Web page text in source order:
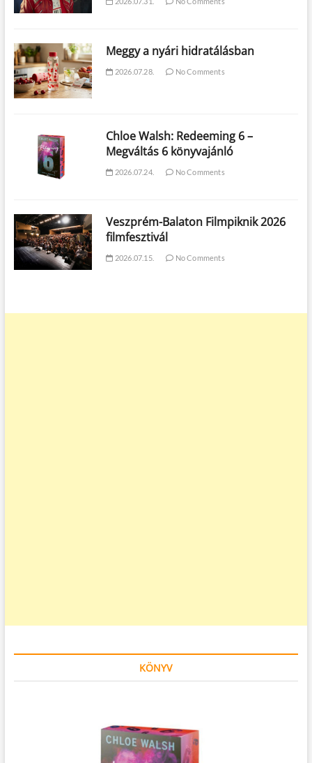
Meggy a nyári hidratálásban
2026.07.28. No Comments
Chloe Walsh: Redeeming 6 –
Megváltás 6 könyvajánló
2026.07.24. No Comments
Veszprém-Balaton Filmpiknik 2026
filmfesztivál
2026.07.15. No Comments
KÖNYV